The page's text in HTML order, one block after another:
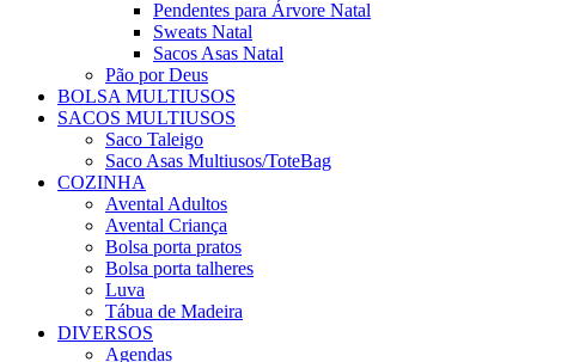
Pendentes para Árvore Natal
Sweats Natal
Sacos Asas Natal
Pão por Deus
BOLSA MULTIUSOS
SACOS MULTIUSOS
Saco Taleigo
Saco Asas Multiusos/ToteBag
COZINHA
Avental Adultos
Avental Criança
Bolsa porta pratos
Bolsa porta talheres
Luva
Tábua de Madeira
DIVERSOS
Agendas